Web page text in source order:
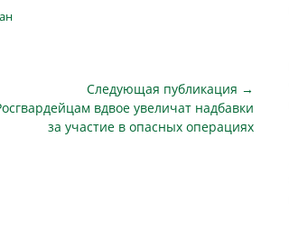
Следующая публикация →
вдвое увеличат надбавки
за участие в опасных операциях